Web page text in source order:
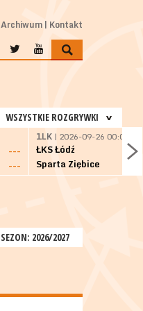
Archiwum Kontakt
WSZYSTKIE ROZGRYWKI
---
---
1LK | 2026-09-26 00:00
ŁKS Łódź
Sparta Ziębice
SEZON: 2026/2027